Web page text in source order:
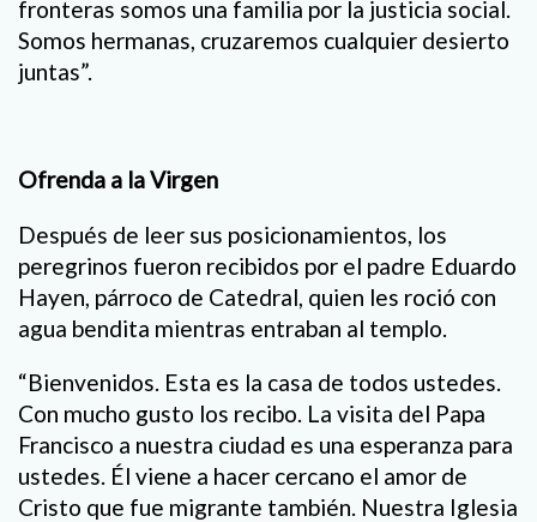
fronteras somos una familia por la justicia social.
Somos hermanas, cruzaremos cualquier desierto
juntas”.
Ofrenda a la Virgen
Después de leer sus posicionamientos, los
peregrinos fueron recibidos por el padre Eduardo
Hayen, párroco de Catedral, quien les roció con
agua bendita mientras entraban al templo.
“Bienvenidos. Esta es la casa de todos ustedes.
Con mucho gusto los recibo. La visita del Papa
Francisco a nuestra ciudad es una esperanza para
ustedes. Él viene a hacer cercano el amor de
Cristo que fue migrante también. Nuestra Iglesia